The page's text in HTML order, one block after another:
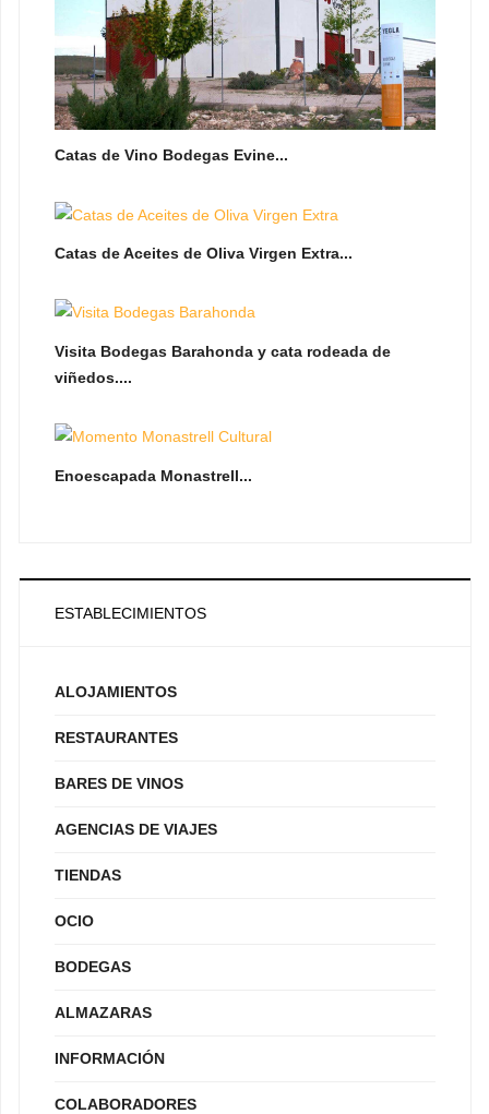
Catas de Vino Bodegas Evine...
Catas de Aceites de Oliva Virgen Extra...
Visita Bodegas Barahonda y cata rodeada de
viñedos....
Enoescapada Monastrell...
ESTABLECIMIENTOS
ALOJAMIENTOS
RESTAURANTES
BARES DE VINOS
AGENCIAS DE VIAJES
TIENDAS
OCIO
BODEGAS
ALMAZARAS
INFORMACIÓN
COLABORADORES